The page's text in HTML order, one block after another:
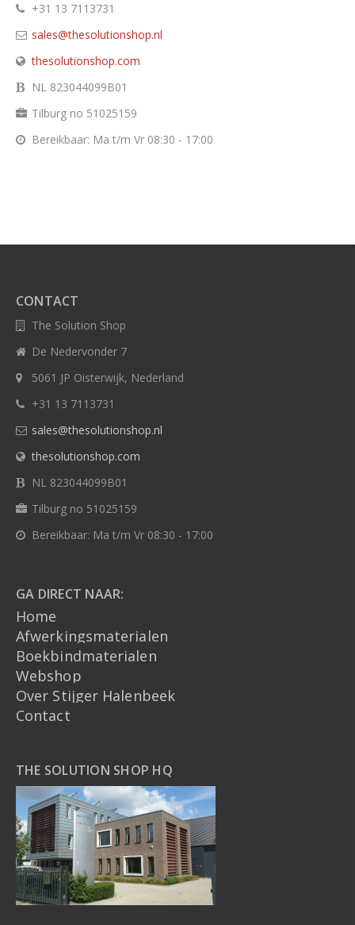
+31 13 7113731
sales@thesolutionshop.nl
thesolutionshop.com
NL 823044099B01
Tilburg no 51025159
Bereikbaar: Ma t/m Vr 08:30 - 17:00
CONTACT
The Solution Shop
De Nedervonder 7
5061 JP Oisterwijk, Nederland
+31 13 7113731
sales@thesolutionshop.nl
thesolutionshop.com
NL 823044099B01
Tilburg no 51025159
Bereikbaar: Ma t/m Vr 08:30 - 17:00
GA DIRECT NAAR:
Home
Afwerkingsmaterialen
Boekbindmaterialen
Webshop
Over Stijger Halenbeek
Contact
THE SOLUTION SHOP HQ